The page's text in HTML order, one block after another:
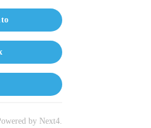
by Next4.